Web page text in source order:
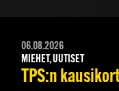
06.08.2026
MIEHET, UUTISET
TPS:n